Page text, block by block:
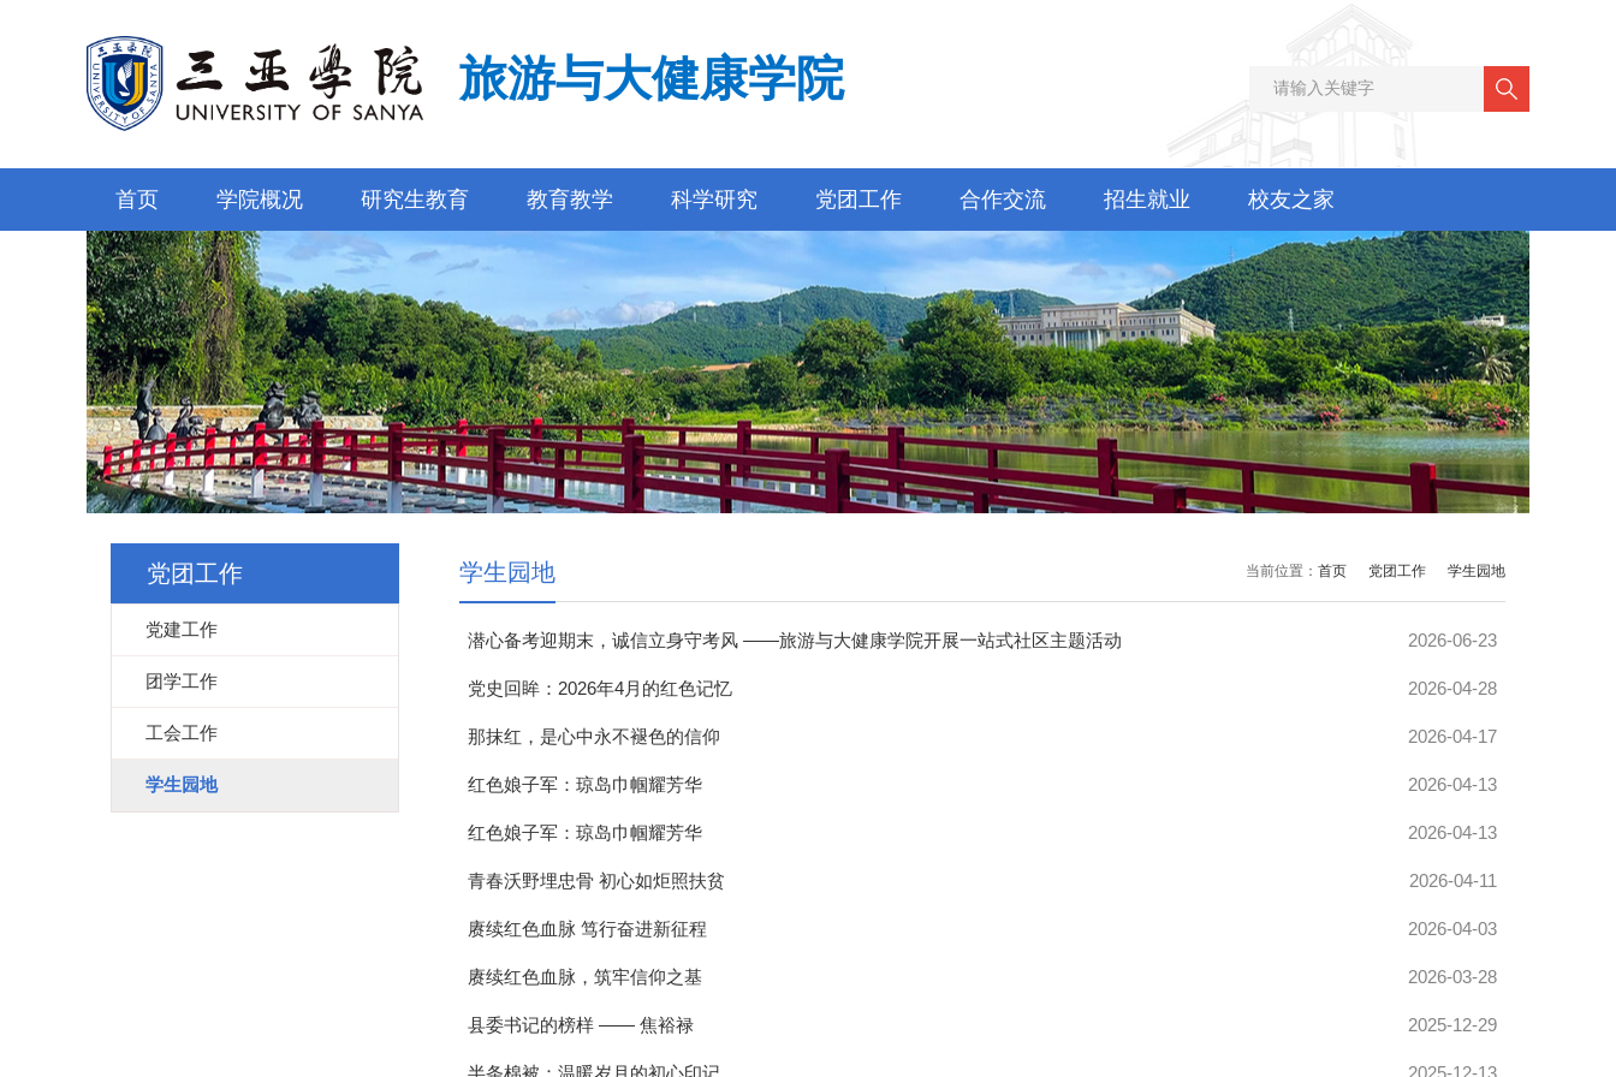
旅游与大健康学院
首页 学院概况 研究生教育 教育教学 科学研究 党团工作 合作交流 招生就业 校友之家
党团工作
党建工作
团学工作
工会工作
学生园地
当前位置： 首页 党团工作 学生园地
学生园地
潜心备考迎期末，诚信立身守考风 ——旅游与大健康学院开展一站式社区主题活动 2026-06-23
党史回眸：2026年4月的红色记忆 2026-04-28
那抹红，是心中永不褪色的信仰 2026-04-17
红色娘子军：琼岛巾帼耀芳华 2026-04-13
红色娘子军：琼岛巾帼耀芳华 2026-04-13
青春沃野埋忠骨 初心如炬照扶贫 2026-04-11
赓续红色血脉 笃行奋进新征程 2026-04-03
赓续红色血脉，筑牢信仰之基 2026-03-28
县委书记的榜样 —— 焦裕禄 2025-12-29
半条棉被：温暖岁月的初心印记 2025-12-13